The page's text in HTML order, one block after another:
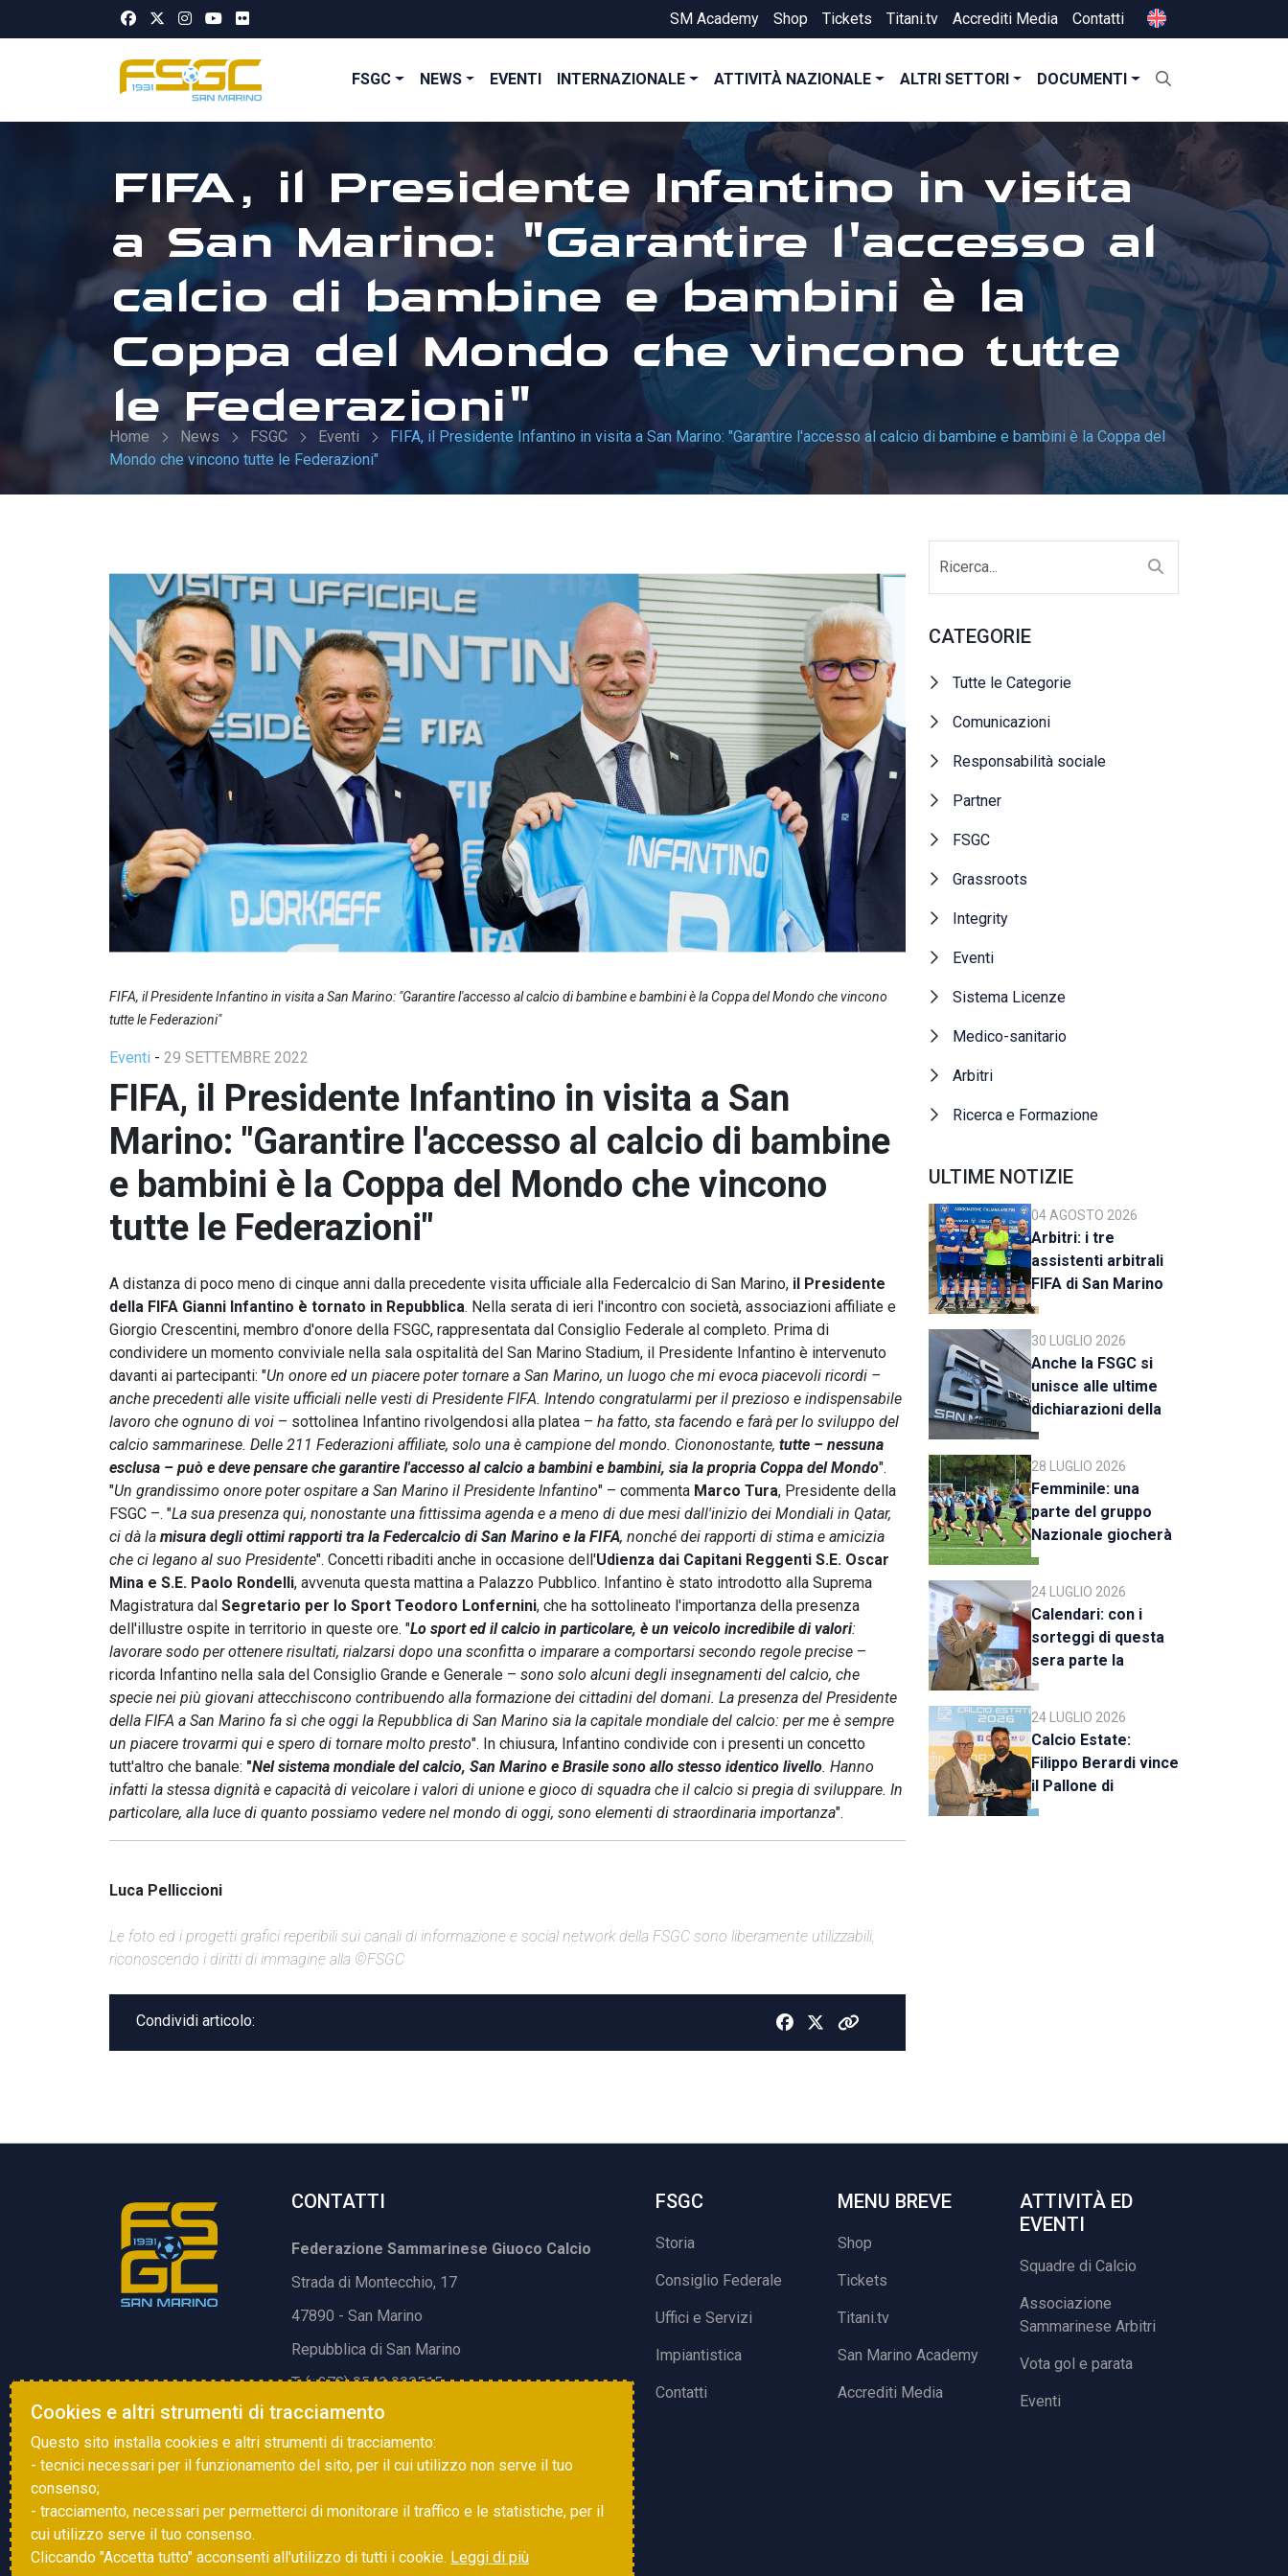
SM Academy Shop Tickets Titani.tv Accrediti Media Contatti
FSGC NEWS EVENTI INTERNAZIONALE ATTIVITÀ NAZIONALE ALTRI SETTORI DOCUMENTI
FIFA, il Presidente Infantino in visita
a San Marino: "Garantire l'accesso al
calcio di bambine e bambini è la
Coppa del Mondo che vincono tutte
le Federazioni"
Home News FSGC Eventi
FIFA, il Presidente Infantino in visita a San Marino: "Garantire l'accesso al calcio di bambine e bambini è la Coppa del
Mondo che vincono tutte le Federazioni"
FIFA, il Presidente Infantino in visita a San Marino: "Garantire l'accesso al calcio di bambine e bambini è la Coppa del Mondo che vincono
tutte le Federazioni"
Eventi - 29 SETTEMBRE 2022
FIFA, il Presidente Infantino in visita a San
Marino: "Garantire l'accesso al calcio di bambine
e bambini è la Coppa del Mondo che vincono
tutte le Federazioni"
A distanza di poco meno di cinque anni dalla precedente visita ufficiale alla Federcalcio di San Marino, il Presidente
della FIFA Gianni Infantino è tornato in Repubblica. Nella serata di ieri l'incontro con società, associazioni affiliate e
Giorgio Crescentini, membro d'onore della FSGC, rappresentata dal Consiglio Federale al completo. Prima di
condividere un momento conviviale nella sala ospitalità del San Marino Stadium, il Presidente Infantino è intervenuto
davanti ai partecipanti: "Un onore ed un piacere poter tornare a San Marino, un luogo che mi evoca piacevoli ricordi –
anche precedenti alle visite ufficiali nelle vesti di Presidente FIFA. Intendo congratularmi per il prezioso e indispensabile
lavoro che ognuno di voi – sottolinea Infantino rivolgendosi alla platea – ha fatto, sta facendo e farà per lo sviluppo del
calcio sammarinese. Delle 211 Federazioni affiliate, solo una è campione del mondo. Ciononostante, tutte – nessuna
esclusa – può e deve pensare che garantire l'accesso al calcio a bambini e bambini, sia la propria Coppa del Mondo".
"Un grandissimo onore poter ospitare a San Marino il Presidente Infantino" – commenta Marco Tura, Presidente della
FSGC –. "La sua presenza qui, nonostante una fittissima agenda e a meno di due mesi dall'inizio dei Mondiali in Qatar,
ci dà la misura degli ottimi rapporti tra la Federcalcio di San Marino e la FIFA, nonché dei rapporti di stima e amicizia
che ci legano al suo Presidente". Concetti ribaditi anche in occasione dell'Udienza dai Capitani Reggenti S.E. Oscar
Mina e S.E. Paolo Rondelli, avvenuta questa mattina a Palazzo Pubblico. Infantino è stato introdotto alla Suprema
Magistratura dal Segretario per lo Sport Teodoro Lonfernini, che ha sottolineato l'importanza della presenza
dell'illustre ospite in territorio in queste ore. "Lo sport ed il calcio in particolare, è un veicolo incredibile di valori:
lavorare sodo per ottenere risultati, rialzarsi dopo una sconfitta o imparare a comportarsi secondo regole precise –
ricorda Infantino nella sala del Consiglio Grande e Generale – sono solo alcuni degli insegnamenti del calcio, che
specie nei più giovani attecchiscono contribuendo alla formazione dei cittadini del domani. La presenza del Presidente
della FIFA a San Marino fa sì che oggi la Repubblica di San Marino sia la capitale mondiale del calcio: per me è sempre
un piacere trovarmi qui e spero di tornare molto presto". In chiusura, Infantino condivide con i presenti un concetto
tutt'altro che banale: "Nel sistema mondiale del calcio, San Marino e Brasile sono allo stesso identico livello. Hanno
infatti la stessa dignità e capacità di veicolare i valori di unione e gioco di squadra che il calcio si pregia di sviluppare. In
particolare, alla luce di quanto possiamo vedere nel mondo di oggi, sono elementi di straordinaria importanza".
Luca Pelliccioni
Le foto ed i progetti grafici reperibili sui canali di informazione e social network della FSGC sono liberamente utilizzabili,
riconoscendo i diritti di immagine alla ©FSGC
Condividi articolo:
CATEGORIE
Tutte le Categorie
Comunicazioni
Responsabilità sociale
Partner
FSGC
Grassroots
Integrity
Eventi
Sistema Licenze
Medico-sanitario
Arbitri
Ricerca e Formazione
ULTIME NOTIZIE
04 AGOSTO 2026
Arbitri: i tre
assistenti arbitrali
FIFA di San Marino
al raduno della CAN
C
30 LUGLIO 2026
Anche la FSGC si
unisce alle ultime
dichiarazioni della
UEFA
28 LUGLIO 2026
Femminile: una
parte del gruppo
Nazionale giocherà
a Rimini
24 LUGLIO 2026
Calendari: con i
sorteggi di questa
sera parte la
stagione 2026-27
24 LUGLIO 2026
Calcio Estate:
Filippo Berardi vince
il Pallone di
Cristallo, al Tre Fiori
CONTATTI
Federazione Sammarinese Giuoco Calcio
Strada di Montecchio, 17
47890 - San Marino
Repubblica di San Marino
T. (+378) 0549 990515
E.info@fsgc.sm
FSGC
Storia
Consiglio Federale
Uffici e Servizi
Impiantistica
Contatti
MENU BREVE
Shop
Tickets
Titani.tv
San Marino Academy
Accrediti Media
ATTIVITÀ ED
EVENTI
Squadre di Calcio
Associazione
Sammarinese Arbitri
Vota gol e parata
Eventi
Cookies e altri strumenti di tracciamento
Questo sito installa cookies e altri strumenti di tracciamento:
- tecnici necessari per il funzionamento del sito, per il cui utilizzo non serve il tuo
consenso;
- tracciamento, necessari per permetterci di monitorare il traffico e le statistiche, per il
cui utilizzo serve il tuo consenso.
Cliccando "Accetta tutto" acconsenti all'utilizzo di tutti i cookie. Leggi di più